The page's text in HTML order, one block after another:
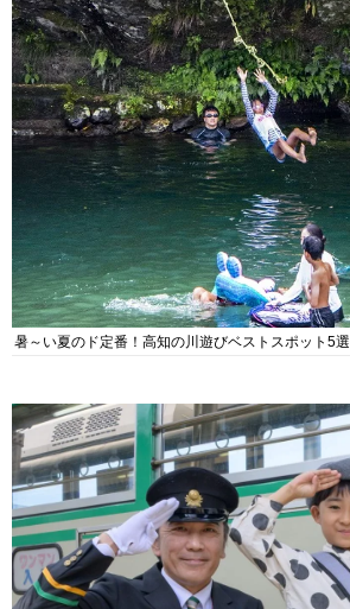
暑～い夏のド定番！高知の川遊びベストスポット5選